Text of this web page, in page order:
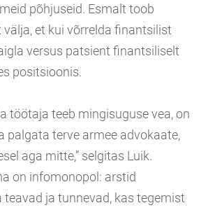
põhjuseid. Esmalt toob
et kui võrrelda finantsilist
versus patsient finantsiliselt
positsioonis.
töötaja teeb mingisuguse vea, on
palgata terve armee advokaate,
aga mitte,” selgitas Luik.
on infomonopol: arstid
teavad ja tunnevad, kas tegemist